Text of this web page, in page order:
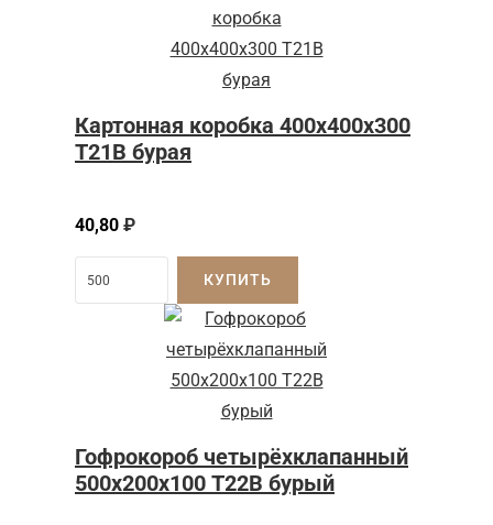
Картонная коробка 400x400x300
Т21B бурая
40,80 ₽
КУПИТЬ
Гофрокороб четырёхклапанный
500х200х100 Т22В бурый